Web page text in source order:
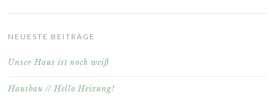
NEUESTE BEITRÄGE
Unser Haus ist noch weiß
Hausbau // Hello Heizung!